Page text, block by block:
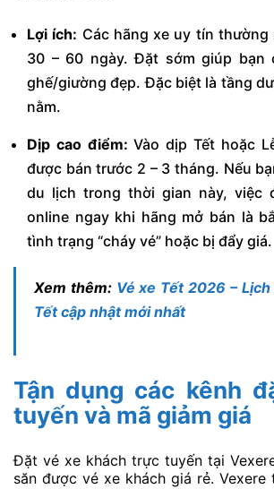
Lợi ích: Các hãng xe uy tín
30 – 60 ngày. Đặt sớm giúp bạn
ghế/giường đẹp. Đặc biệt là tầng
nằm.
Dịp cao điểm: Vào dịp Tết hoặc
được bán trước 2 – 3 tháng. Nếu
du lịch trong thời gian này, việc
online ngay khi hãng mở bán là
tình trạng “cháy vé” hoặc bị đẩy giá.
Xem thêm: Vé xe Tết 2026 –
Tết cập nhật mới nhất
Tận dụng các kênh
tuyến và mã giảm giá
Đặt vé xe khách trực tuyến tại
săn được vé xe khách giá rẻ. Vexere